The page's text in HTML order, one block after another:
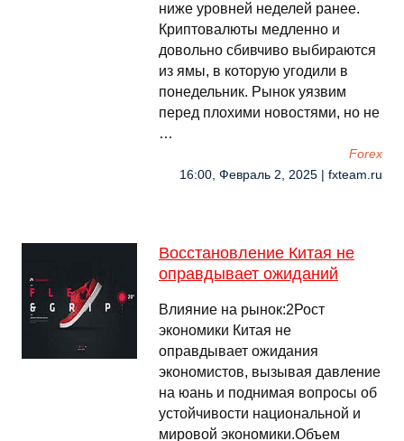
ниже уровней неделей ранее.
Криптовалюты медленно и
довольно сбивчиво выбираются
из ямы, в которую угодили в
понедельник. Рынок уязвим
перед плохими новостями, но не
…
Forex
16:00, Февраль 2, 2025 | fxteam.ru
Восстановление Китая не
оправдывает ожиданий
Влияние на рынок:2Рост
экономики Китая не
оправдывает ожидания
экономистов, вызывая давление
на юань и поднимая вопросы об
устойчивости национальной и
мировой экономики.Объем